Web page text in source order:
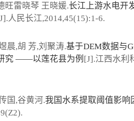
旺雷晓琴 王晓媛.长江上游水电开
人民长江,2014,45(15):1-6.
晨,胡 芳,刘聚涛.基于DEM数据与
究 ——以莲花县为例 [J].江西水利
国,谷黄河.我国水系提取阈值影响